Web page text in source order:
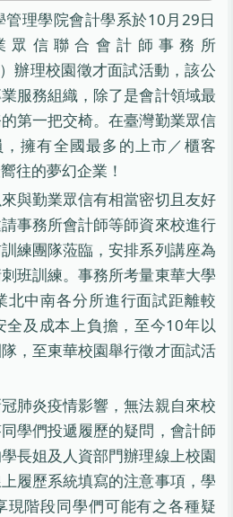
管理學院會計學系於10月29日
眾信聯合會計師事務所
辦理校園徵才面試活動，該公
服務組織，除了是會計領域最
第一把交椅。在臺灣勤業眾信
擁有全國最多的上市／櫃客
往的夢幻企業！
與勤業眾信有相當密切且友好
事務所會計師等師資來校進行
練團隊蒞臨，安排系列講座為
班訓練。事務所考量東華大學
北中南各分所進行面試距離較
全及成本上負擔，至今10年以
，至東華校園舉行徵才面試活
肺炎疫情影響，無法親自來校
學們投遞履歷的疑問，會計師
長姐及人資部門辦理線上校園
履歷系統填寫的注意事項，學
現階段同學們可能有之各種疑